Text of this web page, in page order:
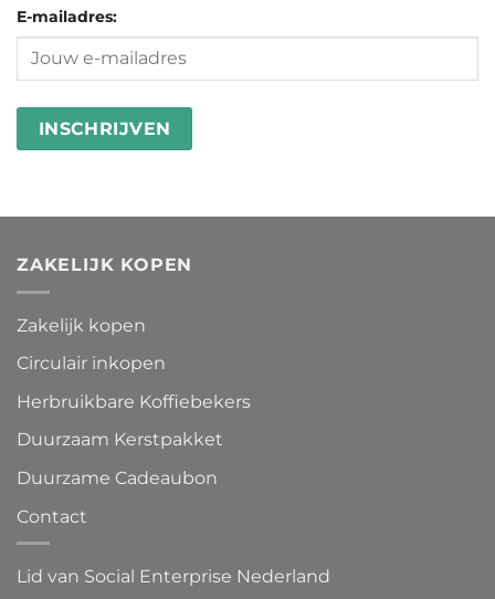
goed
besteden
in
wasstrips
E-mailadres:
ZAKELIJK KOPEN
Zakelijk kopen
Circulair inkopen
Herbruikbare Koffiebekers
Duurzaam Kerstpakket
Duurzame Cadeaubon
Contact
Lid van Social Enterprise Nederland